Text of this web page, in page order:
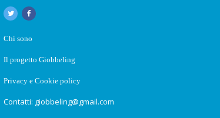
Chi sono
Il progetto Giobbeling
Privacy e Cookie policy
Contatti: giobbeling@gmail.com